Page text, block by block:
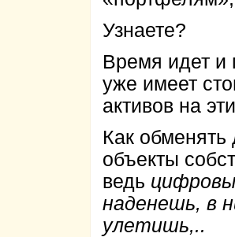
Узнаете?
Время идет и
уже имеет
активов на
Как
объекты
ведь
наденешь, в
улетишь,..